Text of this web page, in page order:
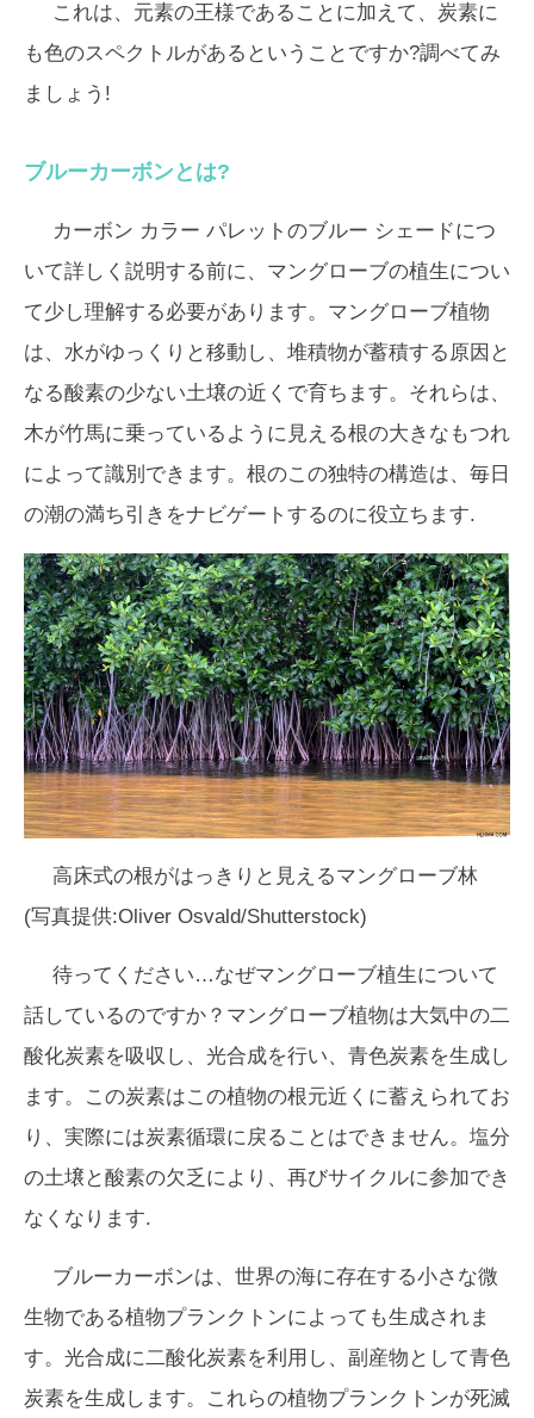
これは、元素の王様であることに加えて、炭素に
も色のスペクトルがあるということですか?調べてみ
ましょう!
ブルーカーボンとは?
カーボン カラー パレットのブルー シェードにつ
いて詳しく説明する前に、マングローブの植生につい
て少し理解する必要があります。マングローブ植物
は、水がゆっくりと移動し、堆積物が蓄積する原因と
なる酸素の少ない土壌の近くで育ちます。それらは、
木が竹馬に乗っているように見える根の大きなもつれ
によって識別できます。根のこの独特の構造は、毎日
の潮の満ち引き​​をナビゲートするのに役立ちます.
高床式の根がはっきりと見えるマングローブ林
(写真提供:Oliver Osvald/Shutterstock)
待ってください…なぜマングローブ植生について
話しているのですか？マングローブ植物は大気中の二
酸化炭素を吸収し、光合成を行い、青色炭素を生成し
ます。この炭素はこの植物の根元近くに蓄えられてお
り、実際には炭素循環に戻ることはできません。塩分
の土壌と酸素の欠乏により、再びサイクルに参加でき
なくなります.
ブルーカーボンは、世界の海に存在する小さな微
生物である植物プランクトンによっても生成されま
す。光合成に二酸化炭素を利用し、副産物として青色
炭素を生成します。これらの植物プランクトンが死滅